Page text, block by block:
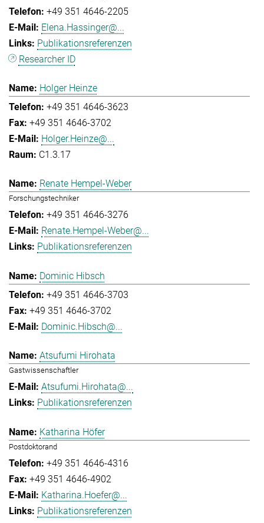
+49 351 4646-2205
Elena.Hassinger@...
Publikationsreferenzen
Researcher ID
Holger Heinze
+49 351 4646-3623
+49 351 4646-3702
Holger.Heinze@...
C1.3.17
Renate Hempel-Weber
Forschungstechniker
+49 351 4646-3276
Renate.Hempel-Weber@...
Publikationsreferenzen
Dominic Hibsch
+49 351 4646-3703
+49 351 4646-3702
Dominic.Hibsch@...
Atsufumi Hirohata
Gastwissenschaftler
Atsufumi.Hirohata@...
Publikationsreferenzen
Katharina Höfer
Postdoktorand
+49 351 4646-4316
+49 351 4646-4902
Katharina.Hoefer@...
Publikationsreferenzen